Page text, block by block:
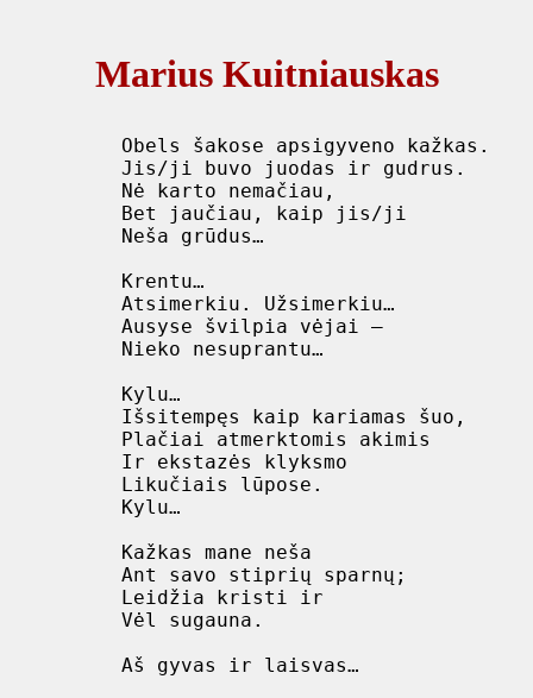
Marius Kuitniauskas
Obels šakose apsigyveno kažkas.
Jis/ji buvo juodas ir gudrus.
Nė karto nemačiau,
Bet jaučiau, kaip jis/ji
Neša grūdus…
Krentu…
Atsimerkiu. Užsimerkiu…
Ausyse švilpia vėjai –
Nieko nesuprantu…
Kylu…
Išsitempęs kaip kariamas šuo,
Plačiai atmerktomis akimis
Ir ekstazės klyksmo
Likučiais lūpose.
Kylu…
Kažkas mane neša
Ant savo stiprių sparnų;
Leidžia kristi ir
Vėl sugauna.
Aš gyvas ir laisvas…